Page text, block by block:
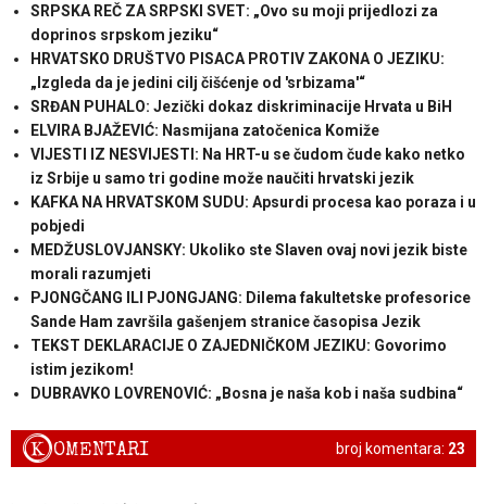
SRPSKA REČ ZA SRPSKI SVET: „Ovo su moji prijedlozi za
doprinos srpskom jeziku“
HRVATSKO DRUŠTVO PISACA PROTIV ZAKONA O JEZIKU:
„Izgleda da je jedini cilj čišćenje od 'srbizama'“
SRĐAN PUHALO: Jezički dokaz diskriminacije Hrvata u BiH
ELVIRA BJAŽEVIĆ: Nasmijana zatočenica Komiže
VIJESTI IZ NESVIJESTI: Na HRT-u se čudom čude kako netko
iz Srbije u samo tri godine može naučiti hrvatski jezik
KAFKA NA HRVATSKOM SUDU: Apsurdi procesa kao poraza i u
pobjedi
MEDŽUSLOVJANSKY: Ukoliko ste Slaven ovaj novi jezik biste
morali razumjeti
PJONGČANG ILI PJONGJANG: Dilema fakultetske profesorice
Sande Ham završila gašenjem stranice časopisa Jezik
TEKST DEKLARACIJE O ZAJEDNIČKOM JEZIKU: Govorimo
istim jezikom!
DUBRAVKO LOVRENOVIĆ: „Bosna je naša kob i naša sudbina“
broj komentara: 23
KOMENTARI